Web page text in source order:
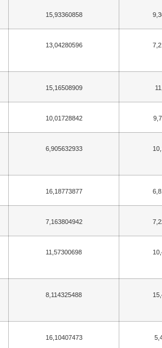
15,93360858
13,04280596
15,16508909
10,01728842
6,905632933
16,18773877
7,163804942
11,57300698
8,114325488
16,10407473